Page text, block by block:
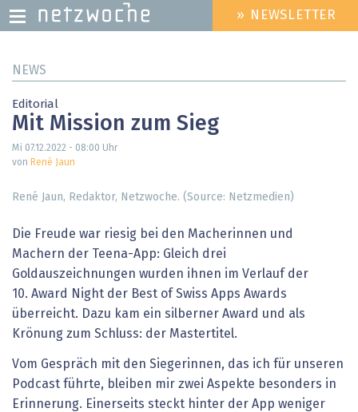
zum
HEADER
MENU
» NEWSLETTER
NEWS
Editorial
Mit Mission zum Sieg
Mi 07.12.2022 - 08:00 Uhr
von René Jaun
René Jaun, Redaktor, Netzwoche. (Source: Netzmedien)
Die Freude war riesig bei den Macherinnen und
Machern der Teena-App: Gleich drei
Goldauszeichnungen wurden ihnen im Verlauf der
10. Award Night der Best of Swiss Apps Awards
überreicht. Dazu kam ein silberner Award und als
Krönung zum Schluss: der Mastertitel.
Vom Gespräch mit den Siegerinnen, das ich für unseren
Podcast führte, bleiben mir zwei Aspekte besonders in
Erinnerung. Einerseits steckt hinter der App weniger